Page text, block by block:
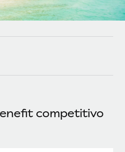
competitivo